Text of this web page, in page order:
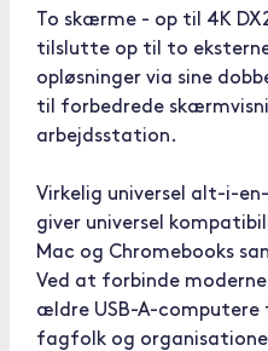
To skærme - op til 4K
tilslutte op til to
opløsninger via sine
til forbedrede
arbejdsstation.
Virkelig universel alt-i-
giver universel
Mac og Chromebooks
Ved at forbinde
ældre USB-A-computere
fagfolk og